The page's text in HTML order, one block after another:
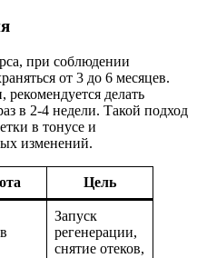
при соблюдении
от 3 до 6 месяцев.
делать
в 2-4 недели. Такой подход
в тонусе и
изменений.
Цель
Запуск
регенерации,
снятие отеков,